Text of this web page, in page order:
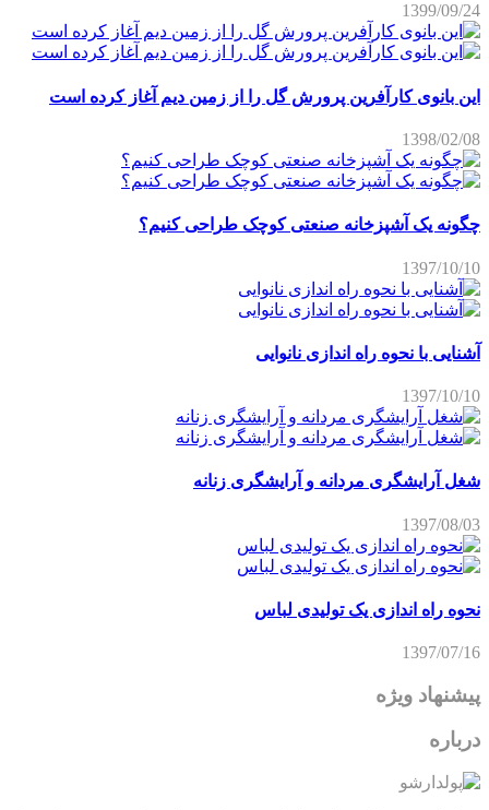
1399/09/24
این بانوی کارآفرین پرورش گل را از زمین دیم آغاز کرده است
1398/02/08
چگونه یک آشپزخانه صنعتی کوچک طراحی کنیم؟
1397/10/10
آشنایی با نحوه راه اندازی نانوایی
1397/10/10
شغل آرایشگری مردانه و آرایشگری زنانه
1397/08/03
نحوه راه اندازی یک تولیدی لباس
1397/07/16
پیشنهاد ویژه
درباره